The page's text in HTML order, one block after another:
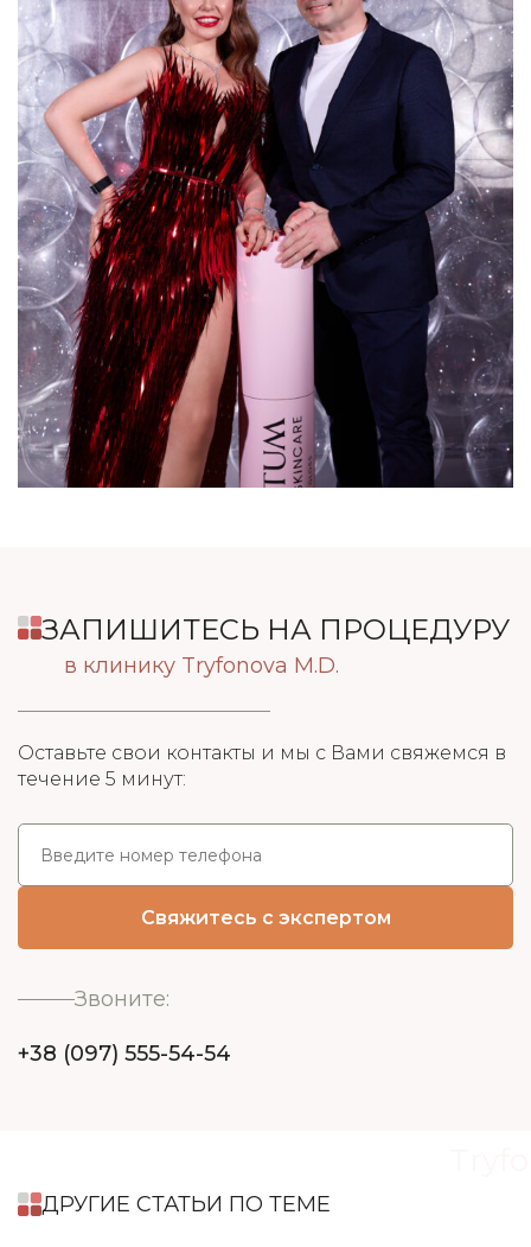
ЗАПИШИТЕСЬ НА ПРОЦЕДУРУ
в клинику Tryfonova M.D.
Оставьте свои контакты и мы с Вами свяжемся в
течение 5 минут:
Звоните:
+38 (097) 555-54-54
ДРУГИЕ СТАТЬИ ПО ТЕМЕ